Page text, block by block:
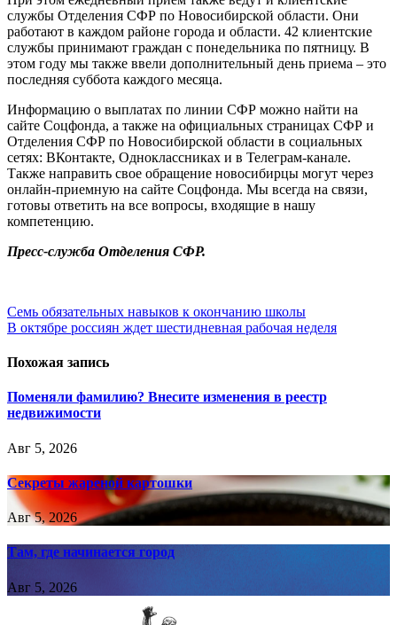
службы Отделения СФР по Новосибирской области. Они
работают в каждом районе города и области. 42 клиентские
службы принимают граждан с понедельника по пятницу. В
этом году мы также ввели дополнительный день приема – это
последняя суббота каждого месяца.
Информацию о выплатах по линии СФР можно найти на
сайте Соцфонда, а также на официальных страницах СФР и
Отделения СФР по Новосибирской области в социальных
сетях: ВКонтакте, Одноклассниках и в Телеграм-канале.
Также направить свое обращение новосибирцы могут через
онлайн-приемную на сайте Соцфонда. Мы всегда на связи,
готовы ответить на все вопросы, входящие в нашу
компетенцию.
Пресс-служба Отделения СФР.
Навигация
по
записям
Семь обязательных навыков к окончанию школы
В октябре россиян ждет шестидневная рабочая неделя
Похожая запись
Поменяли фамилию? Внесите изменения в реестр
недвижимости
Авг 5, 2026
Секреты жареной картошки
Авг 5, 2026
Там, где начинается город
Авг 5, 2026